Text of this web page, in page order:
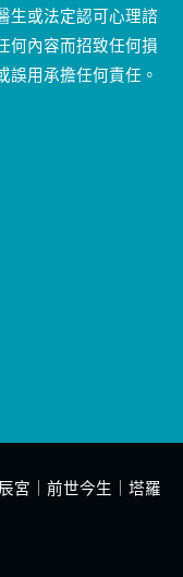
生或法定認可心理諮
何內容而招致任何損
誤用承擔任何責任。
宮｜前世今生｜塔羅